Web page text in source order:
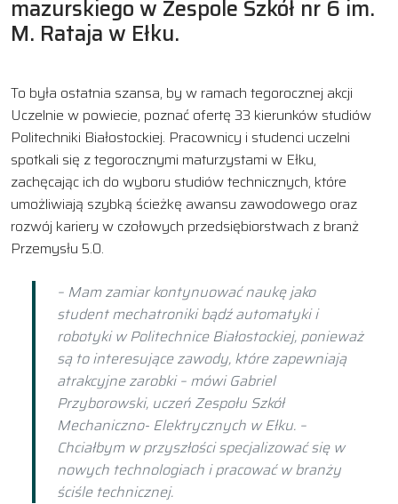
mazurskiego w Zespole Szkół nr 6 im.
M. Rataja w Ełku.
To była ostatnia szansa, by w ramach tegorocznej akcji
Uczelnie w powiecie, poznać ofertę 33 kierunków studiów
Politechniki Białostockiej. Pracownicy i studenci uczelni
spotkali się z tegorocznymi maturzystami w Ełku,
zachęcając ich do wyboru studiów technicznych, które
umożliwiają szybką ścieżkę awansu zawodowego oraz
rozwój kariery w czołowych przedsiębiorstwach z branż
Przemysłu 5.0.
– Mam zamiar kontynuować naukę jako
student mechatroniki bądź automatyki i
robotyki w Politechnice Białostockiej, ponieważ
są to interesujące zawody, które zapewniają
atrakcyjne zarobki – mówi Gabriel
Przyborowski, uczeń Zespołu Szkół
Mechaniczno- Elektrycznych w Ełku. –
Chciałbym w przyszłości specjalizować się w
nowych technologiach i pracować w branży
ściśle technicznej.